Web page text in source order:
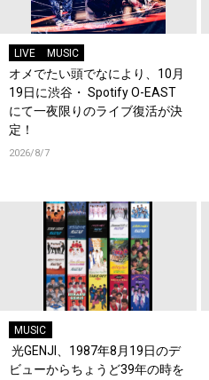
LIVE MUSIC
オメでたい頭でなにより、10月
19日に渋谷・ Spotify O-EAST
にて一夜限りのライブ復活が決
定！
2026/8/7
MUSIC
光GENJI、1987年8月19日のデ
ビューからちょうど39年の時を